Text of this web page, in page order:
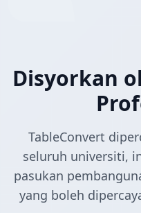
Disyorkan
TableConvert
seluruh universiti,
pasukan
yang boleh